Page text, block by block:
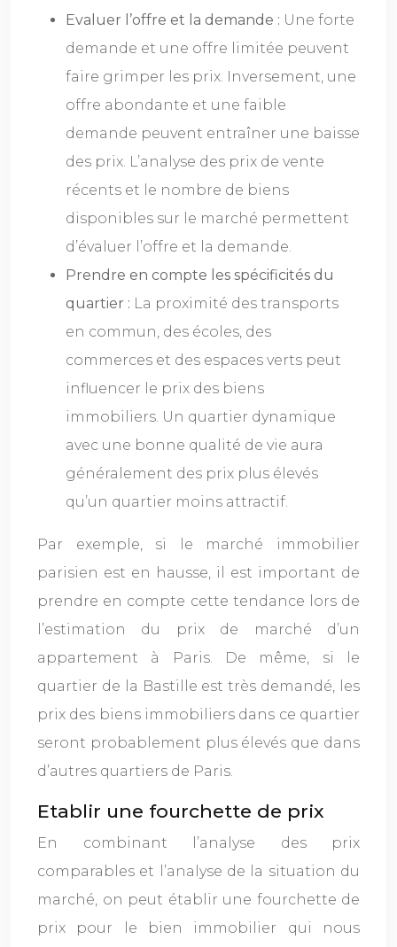
Evaluer l’offre et la demande : Une forte
demande et une offre limitée peuvent
faire grimper les prix. Inversement, une
offre abondante et une faible
demande peuvent entraîner une baisse
des prix. L’analyse des prix de vente
récents et le nombre de biens
disponibles sur le marché permettent
d’évaluer l’offre et la demande.
Prendre en compte les spécificités du
quartier : La proximité des transports
en commun, des écoles, des
commerces et des espaces verts peut
influencer le prix des biens
immobiliers. Un quartier dynamique
avec une bonne qualité de vie aura
généralement des prix plus élevés
qu’un quartier moins attractif.
Par exemple, si le marché immobilier
parisien est en hausse, il est important de
prendre en compte cette tendance lors de
l’estimation du prix de marché d’un
appartement à Paris. De même, si le
quartier de la Bastille est très demandé, les
prix des biens immobiliers dans ce quartier
seront probablement plus élevés que dans
d’autres quartiers de Paris.
Etablir une fourchette de prix
En combinant l’analyse des prix
comparables et l’analyse de la situation du
marché, on peut établir une fourchette de
prix pour le bien immobilier qui nous